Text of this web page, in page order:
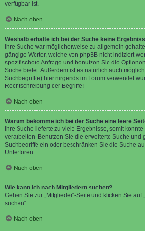
verfügbar ist.
Nach oben
Weshalb erhalte ich bei der Suche keine
Ihre Suche war möglicherweise zu allgemein
gängige Wörter, welche von phpBB nicht indiziert
spezifischere Anfrage und benutzen Sie die
Suche bietet. Außerdem ist es natürlich auch
Suchbegriff(e) hier nirgends im Forum verwendet
Rechtschreibung der Begriffe!
Nach oben
Warum bekomme ich bei der Suche eine leere
Ihre Suche lieferte zu viele Ergebnisse, somit
verarbeiten. Benutzen Sie die erweiterte Suche und
Suchbegriffe ein oder beschränken Sie die Suche
Unterforen.
Nach oben
Wie kann ich nach Mitgliedern suchen?
Gehen Sie zur „Mitglieder“-Seite und klicken Sie auf
suchen“.
Nach oben